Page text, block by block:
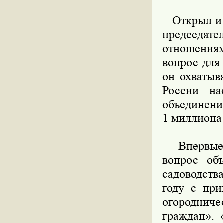
Открыл и
вопрос
он
России
1 миллиона
Впервые
вопрос
году с
граждан».